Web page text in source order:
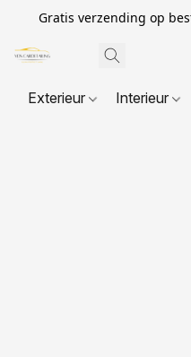
Gratis verzending op
Exterieur Interieur